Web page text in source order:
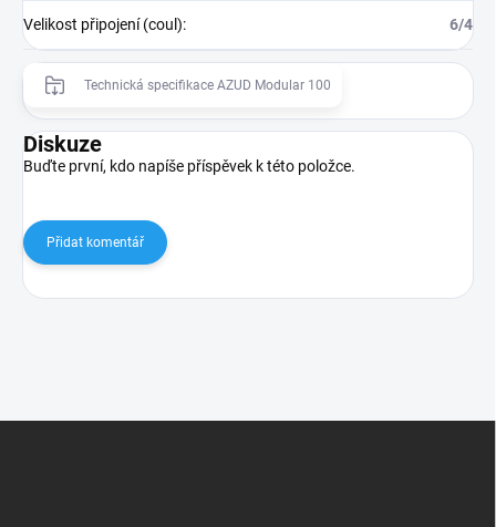
Velikost připojení (coul): 6/4
Technická specifikace AZUD Modular 100
Diskuze
Buďte první, kdo napíše příspěvek k této položce.
Přidat komentář